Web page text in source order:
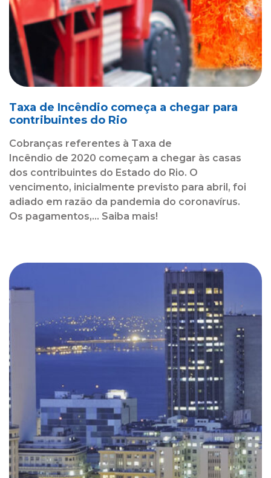
Taxa de Incêndio começa a chegar para
contribuintes do Rio
Cobranças referentes à Taxa de
Incêndio de 2020 começam a chegar às casas
dos contribuintes do Estado do Rio. O
vencimento, inicialmente previsto para abril, foi
adiado em razão da pandemia do coronavírus.
Os pagamentos,... Saiba mais!